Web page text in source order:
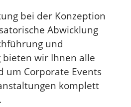
bei der Konzeption
Abwicklung
und
wir Ihnen alle
um Corporate Events
komplett